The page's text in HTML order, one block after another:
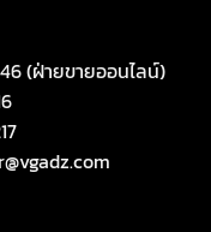
(ฝ่ายขายออนไลน์)